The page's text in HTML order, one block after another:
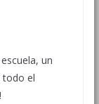
un
todo el